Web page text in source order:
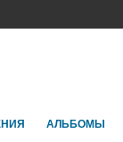
АЛЬБОМЫ